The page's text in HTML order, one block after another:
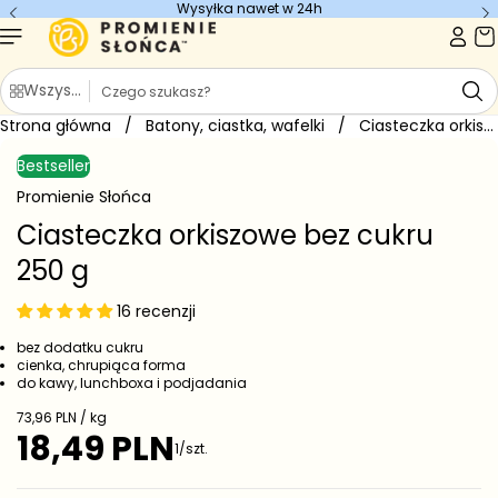
treści
Wysyłka nawet w 24h
Wszystkie kategorie
S
z
u
a
j
Strona główna / Batony, ciastka, wafelki / Ciasteczka orkiszowe bez cukru 250...
Przejdź do
o
produkcie
Bestseller
Promienie Słońca
Ciasteczka orkiszowe bez cukru
250 g
16 recenzji
bez dodatku cukru
cienka, chrupiąca forma
do kawy, lunchboxa i podjadania
C
e
j
73,96 PLN / kg
C
n
18,49 PLN1/szt.